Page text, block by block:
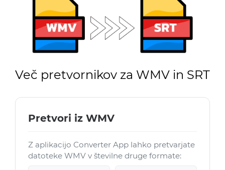
Več pretvornikov za WMV in SRT
Pretvori iz WMV
Z aplikacijo Converter App lahko pretvarjate
datoteke WMV v številne druge formate: